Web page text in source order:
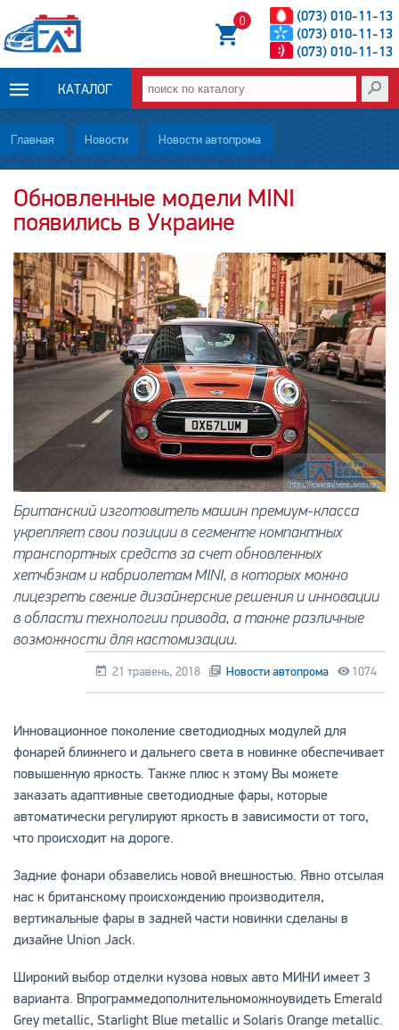
(073) 010-11-13
(073) 010-11-13
(073) 010-11-13
0
КАТАЛОГ
ОПЛАТА И
ДОСТАВКА
НОВОСТИ
СТАТЬИ
О НАС
КОНТАКТЫ
Главная Новости Новости автопрома
Обновленные модели MINI
появились в Украине
Британский изготовитель машин премиум-класса
укрепляет свои позиции в сегменте компактных
транспортных средств за счет обновленных
хетчбэкам и кабриолетам MINI, в которых можно
лицезреть свежие дизайнерские решения и инновации
в области технологии привода, а также различные
возможности для кастомизации.
21 травень, 2018 Новости автопрома 1074
Инновационное поколение светодиодных модулей для
фонарей ближнего и дальнего света в новинке обеспечивает
повышенную яркость. Также плюс к этому Вы можете
заказать адаптивные светодиодные фары, которые
автоматически регулируют яркость в зависимости от того,
что происходит на дороге.
Задние фонари обзавелись новой внешностью. Явно отсылая
нас к британскому происхождению производителя,
вертикальные фары в задней части новинки сделаны в
дизайне Union Jack.
Широкий выбор отделки кузова новых авто МИНИ имеет 3
варианта. Впрограммедополнительноможноувидеть Emerald
Grey metallic, Starlight Blue metallic и Solaris Orange metallic.